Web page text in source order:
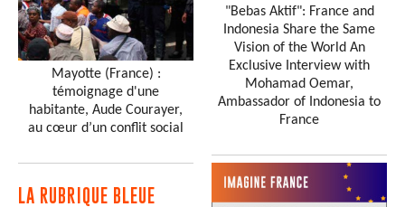
Mayotte (France) :
témoignage d'une
habitante, Aude Courayer,
au cœur d’un conflit social
LA RUBRIQUE BLEUE
"Bebas Aktif": France and
Indonesia Share the Same
Vision of the World An
Exclusive Interview with
Mohamad Oemar,
Ambassador of Indonesia to
France